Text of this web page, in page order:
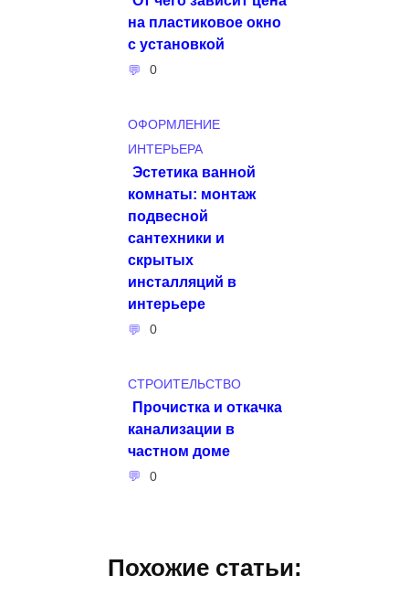
на пластиковое окно
с установкой
0
ОФОРМЛЕНИЕ
ИНТЕРЬЕРА
Эстетика ванной
комнаты: монтаж
подвесной
сантехники и
скрытых
инсталляций в
интерьере
0
СТРОИТЕЛЬСТВО
Прочистка и откачка
канализации в
частном доме
0
Похожие статьи: